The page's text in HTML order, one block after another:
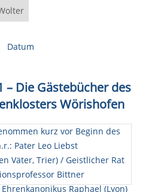
Datum
– Die Gästebücher des
Wörishofen